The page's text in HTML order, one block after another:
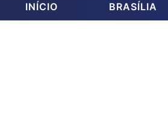
INÍCIO BRASÍLIA